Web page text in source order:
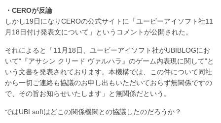
・CEROが反論
しかし19日になりCEROの公式サイトに「ユービーアイソフト社11
月18日付け発表文について」というコメントが公開された。
それによると「11月18日、ユービーアイソフト社がUBIBLOGにお
いて“『アサシン クリード ヴァルハラ』のゲーム内表現に関して”と
いう文書を発表されております。本機構では、この件について同社
から一切ご連絡も協議のお申し出もいただいておらず無関係ですの
で、その旨お知らせいたします」と無関係だという。
ではUBI softはどこの関係機関との協議したのだろうか？